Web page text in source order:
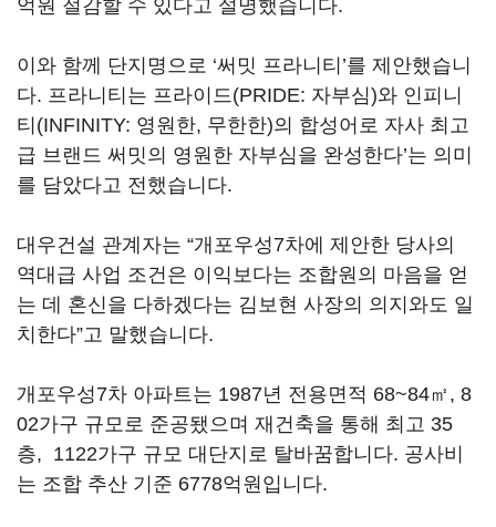
억원 절감할 수 있다고 설명했습니다.
이와 함께 단지명으로 ‘써밋 프라니티’를 제안했습니
다. 프라니티는 프라이드(PRIDE: 자부심)와 인피니
티(INFINITY: 영원한, 무한한)의 합성어로 자사 최고
급 브랜드 써밋의 영원한 자부심을 완성한다’는 의미
를 담았다고 전했습니다.
대우건설 관계자는 “개포우성7차에 제안한 당사의
역대급 사업 조건은 이익보다는 조합원의 마음을 얻
는 데 혼신을 다하겠다는 김보현 사장의 의지와도 일
치한다”고 말했습니다.
개포우성7차 아파트는 1987년 전용면적 68~84㎡, 8
02가구 규모로 준공됐으며 재건축을 통해 최고 35
층, 1122가구 규모 대단지로 탈바꿈합니다. 공사비
는 조합 추산 기준 6778억원입니다.